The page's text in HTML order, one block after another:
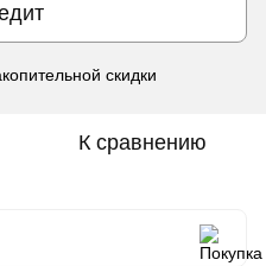
скидки
К сравнению